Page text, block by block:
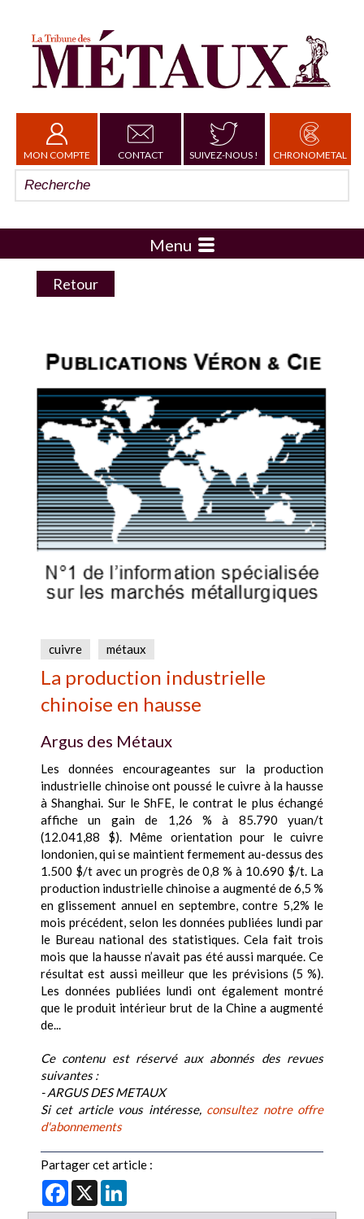
MON COMPTE CONTACT SUIVEZ-NOUS ! CHRONOMETAL
Menu
Retour
cuivre métaux
La production industrielle
chinoise en hausse
Argus des Métaux
Les données encourageantes sur la production
industrielle chinoise ont poussé le cuivre à la hausse
à Shanghai. Sur le ShFE, le contrat le plus échangé
affiche un gain de 1,26 % à 85.790 yuan/t
(12.041,88 $). Même orientation pour le cuivre
londonien, qui se maintient fermement au-dessus des
1.500 $/t avec un progrès de 0,8 % à 10.690 $/t. La
production industrielle chinoise a augmenté de 6,5 %
en glissement annuel en septembre, contre 5,2% le
mois précédent, selon les données publiées lundi par
le Bureau national des statistiques. Cela fait trois
mois que la hausse n’avait pas été aussi marquée. Ce
résultat est aussi meilleur que les prévisions (5 %).
Les données publiées lundi ont également montré
que le produit intérieur brut de la Chine a augmenté
de...
Ce contenu est réservé aux abonnés des revues
suivantes :
- ARGUS DES METAUX
Si cet article vous intéresse, consultez notre offre
d'abonnements
Partager cet article :
Facebook
X